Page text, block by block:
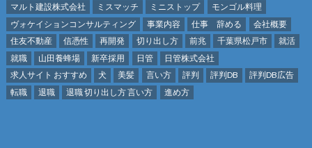
マルト建設株式会社
ミスマッチ ミニストップ
モンゴル料理
ヴォケイションコンサルティング
事業内容 仕事 辞める
会社概要
住友不動産
信憑性 再開発 切り出し方 前兆 千葉県松戸市
就活
就職
山田養蜂場 新卒採用 日管
日管株式会社
求人サイト おすすめ
犬 美髪 言い方 評判 評判DB
評判DB広告
転職
退職 退職 切り出し方 言い方 進め方